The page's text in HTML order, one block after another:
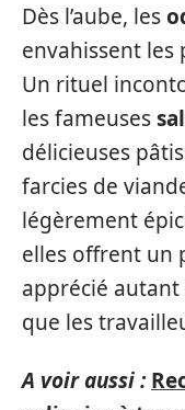
Dès l’aube, les
envahissent les
Un rituel
les fameuses
délicieuses
farcies de
légèrement
elles offrent un
apprécié
que les
A voir aussi :